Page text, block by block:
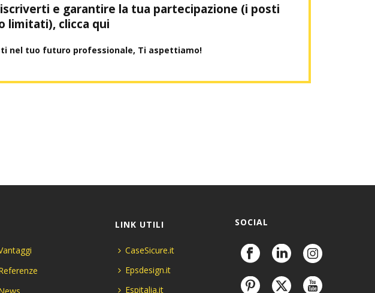
e garantire la tua partecipazione (i posti
limitati), clicca qui
nel tuo futuro professionale, Ti aspettiamo!
LINK UTILI
CaseSicure.it
Epsdesign.it
Espitalia.it
SOCIAL